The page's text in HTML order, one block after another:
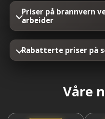
Priser på brannvern
arbeider
Rabatterte priser på
Våre